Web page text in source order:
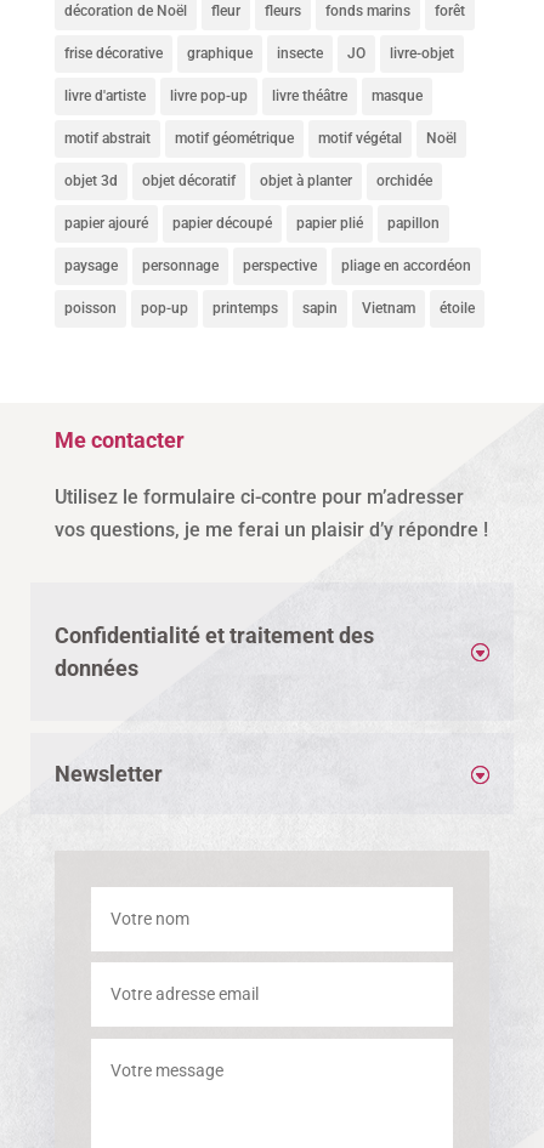
décoration de Noël fleur fleurs fonds marins forêt
frise décorative graphique insecte JO livre-objet
livre d'artiste livre pop-up livre théâtre masque
motif abstrait motif géométrique motif végétal Noël
objet 3d objet décoratif objet à planter orchidée
papier ajouré papier découpé papier plié papillon
paysage personnage perspective pliage en accordéon
poisson pop-up printemps sapin Vietnam étoile
Me contacter
Utilisez le formulaire ci-contre pour m’adresser
vos questions, je me ferai un plaisir d’y répondre !
Confidentialité et traitement des
données
Newsletter